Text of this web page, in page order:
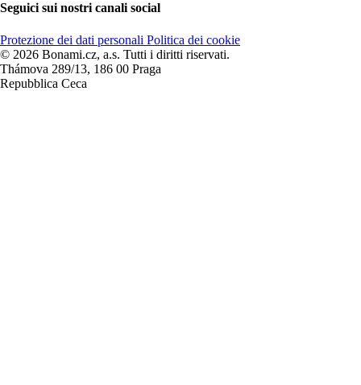
Seguici sui nostri canali social
Protezione dei dati personali Politica dei cookie
© 2026 Bonami.cz, a.s. Tutti i diritti riservati.
Thámova 289/13, 186 00 Praga
Repubblica Ceca